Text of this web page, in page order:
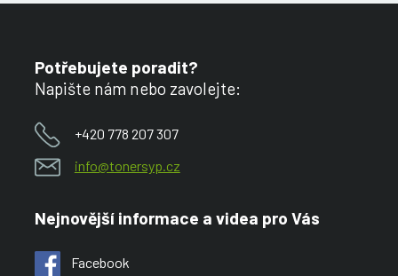
Potřebujete poradit?
Napište nám nebo zavolejte:
+420 778 207 307
info@tonersyp.cz
Nejnovější informace a videa pro Vás
Facebook